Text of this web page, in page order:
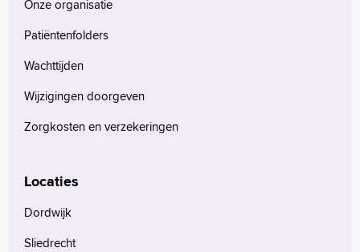
Onze organisatie
Patiëntenfolders
Wachttijden
Wijzigingen doorgeven
Zorgkosten en verzekeringen
Locaties
Dordwijk
Sliedrecht